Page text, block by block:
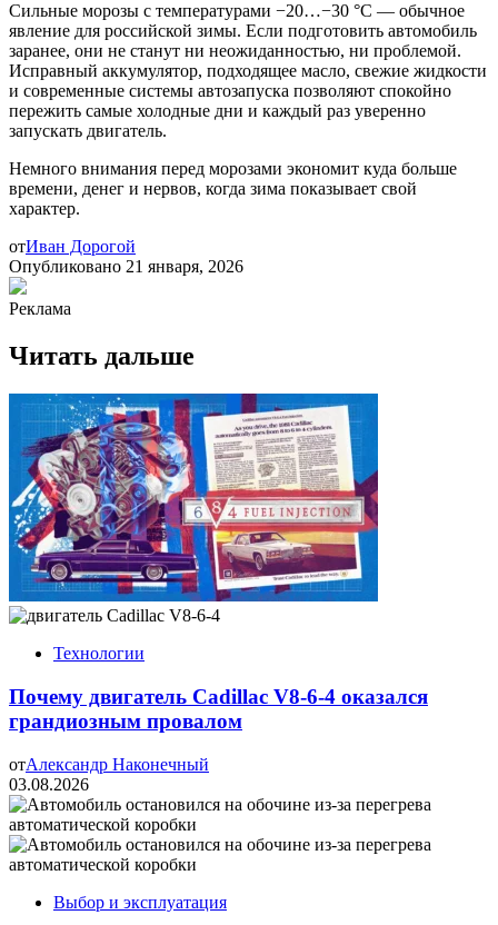
Сильные морозы с температурами −20…−30 °C — обычное
явление для российской зимы. Если подготовить автомобиль
заранее, они не станут ни неожиданностью, ни проблемой.
Исправный аккумулятор, подходящее масло, свежие жидкости
и современные системы автозапуска позволяют спокойно
пережить самые холодные дни и каждый раз уверенно
запускать двигатель.
Немного внимания перед морозами экономит куда больше
времени, денег и нервов, когда зима показывает свой
характер.
отИван Дорогой
Опубликовано 21 января, 2026
Реклама
Читать дальше
Технологии
Почему двигатель Cadillac V8-6-4 оказался
грандиозным провалом
отАлександр Наконечный
03.08.2026
Выбор и эксплуатация